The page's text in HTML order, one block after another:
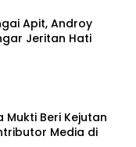
Apit, Androy
Jeritan Hati
Mukti Beri Kejutan
Media di